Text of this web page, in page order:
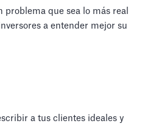
que sea lo más real
a entender mejor su
a tus clientes ideales y